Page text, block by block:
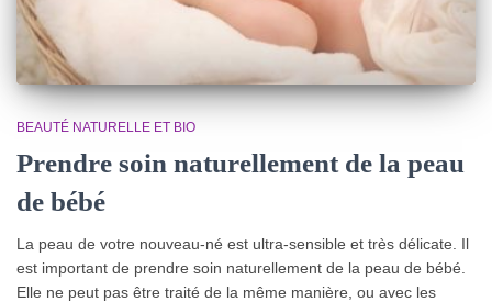
BEAUTÉ NATURELLE ET BIO
Prendre soin naturellement de la peau
de bébé
La peau de votre nouveau-né est ultra-sensible et très délicate. Il
est important de prendre soin naturellement de la peau de bébé.
Elle ne peut pas être traité de la même manière, ou avec les